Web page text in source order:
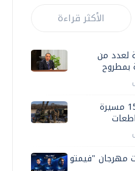
الأكثر قراءة
لعدد من
بمطروح
الدفاع الجوي الروسي يدمر 153 مسيرة
مهرجان "فيمتو